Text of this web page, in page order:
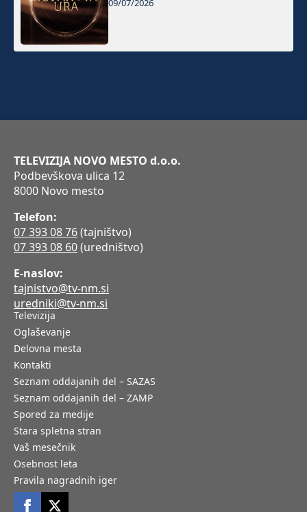
09/07/2026
TELEVIZIJA NOVO MESTO d.o.o.
Podbevškova ulica 12
8000 Novo mesto
Telefon:
07 393 08 76(tajništvo)
07 393 08 60(uredništvo)
E-naslov:
tajnistvo@tv-nm.si
uredniki@tv-nm.si
Televizija
Oglaševanje
Delovna mesta
Kontakti
Seznam oddajanih del – SAZAS
Seznam oddajanih del – ZAMP
Spored za medije
Stara spletna stran
Vaš mesečnik
Osebnost leta
Pravila nagradnih iger